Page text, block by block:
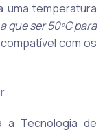
uma temperatura
ser 50ºC para
com os
a Tecnologia de